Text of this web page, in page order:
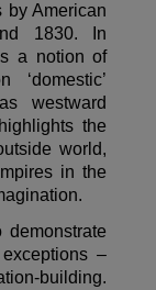
by American
1830. In
a notion of
‘domestic’
westward
the
world,
in the
–
building.